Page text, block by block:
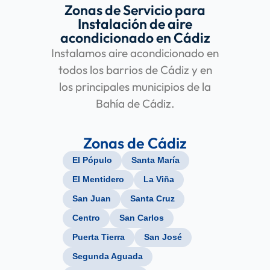
Zonas de Servicio para
Instalación de aire
acondicionado en Cádiz
Instalamos aire acondicionado en
todos los barrios de Cádiz y en
los principales municipios de la
Bahía de Cádiz.
Zonas de Cádiz
El Pópulo Santa María
El Mentidero La Viña
San Juan Santa Cruz
Centro San Carlos
Puerta Tierra San José
Segunda Aguada